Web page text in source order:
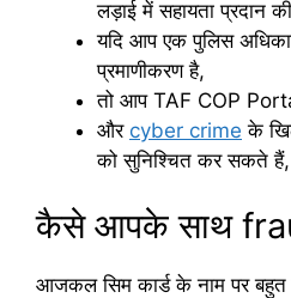
लड़ाई में सहायता प्रदान
यदि आप एक पुलिस
प्रमाणीकरण है,
तो आप TAF COP
और cyber crime के
को सुनिश्चित कर सकते हैं,
कैसे आपके साथ
आजकल सिम कार्ड के नाम पर बहुत